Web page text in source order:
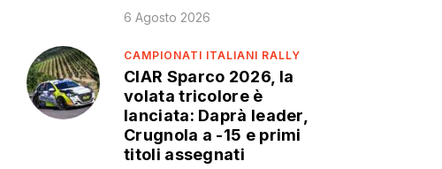
6 Agosto 2026
CAMPIONATI ITALIANI RALLY
CIAR Sparco 2026, la
volata tricolore è
lanciata: Daprà leader,
Crugnola a -15 e primi
titoli assegnati